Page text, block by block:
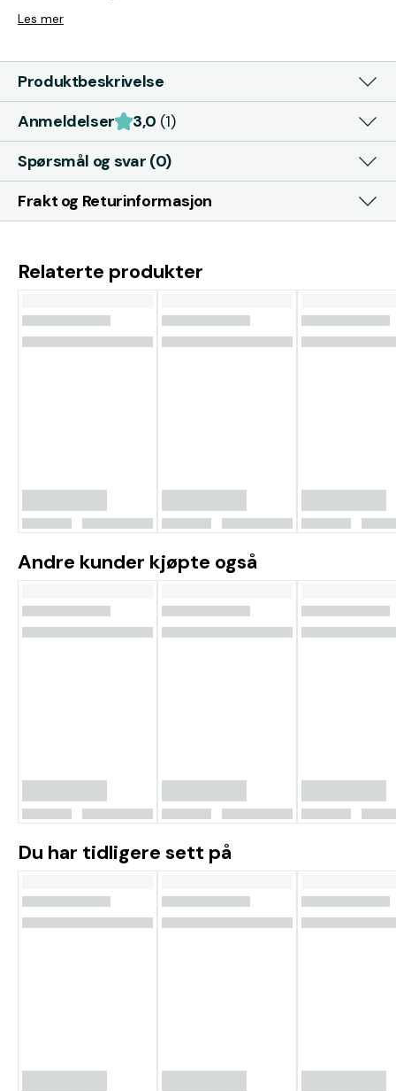
Les mer
Produktbeskrivelse
Anmeldelser
3,0 (1)
Spørsmål og svar (0)
Frakt og Returinformasjon
Relaterte produkter
Andre kunder kjøpte også
Du har tidligere sett på